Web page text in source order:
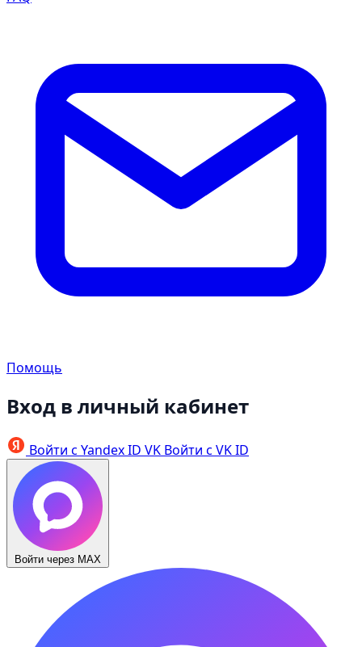
Помощь
Вход в личный кабинет
Войти с Yandex ID VK Войти с VK ID
Войти через MAX